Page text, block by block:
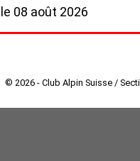
08 août 2026
© 2026 - Club Alpin Suisse /